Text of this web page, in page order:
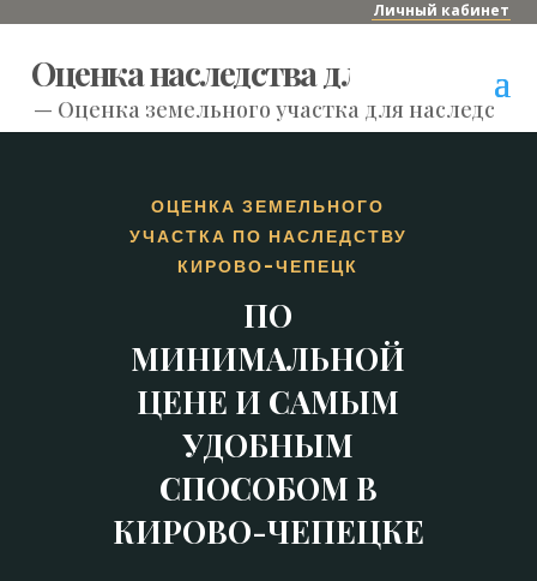
Личный кабинет
Оценка наследства для нотариуса
— Оценка земельного участка для
ОЦЕНКА ЗЕМЕЛЬНОГО
УЧАСТКА ПО НАСЛЕДСТВУ
КИРОВО-ЧЕПЕЦК
ПО
МИНИМАЛЬНОЙ
ЦЕНЕ И САМЫМ
УДОБНЫМ
СПОСОБОМ В
КИРОВО-ЧЕПЕЦКЕ